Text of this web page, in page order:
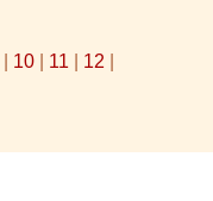
10 11 12